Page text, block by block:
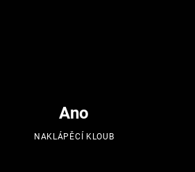
Ano
NAKLÁPĚCÍ KLOUB